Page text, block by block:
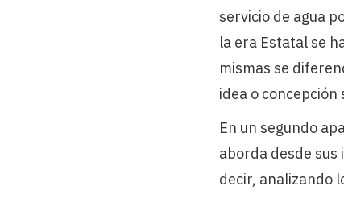
servicio de agua
la era Estatal se
mismas se
idea o
En un segundo
aborda desde
decir, analizando